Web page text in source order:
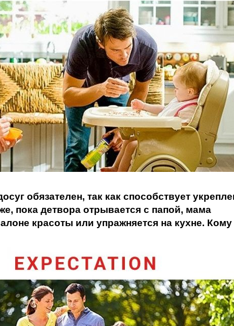
обязателен, так как способствует
пока детвора отрывается с папой, мама
красоты или упражняется на кухне. Кому